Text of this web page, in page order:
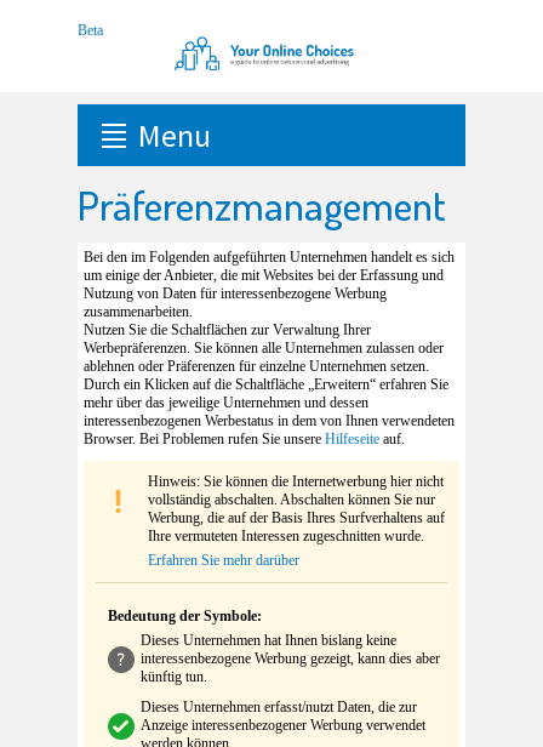
Menu
Präferenzmanagement
Bei den im Folgenden aufgeführten Unternehmen handelt es sich
um einige der Anbieter, die mit Websites bei der Erfassung und
Nutzung von Daten für interessenbezogene Werbung
zusammenarbeiten.
Nutzen Sie die Schaltflächen zur Verwaltung Ihrer
Werbepräferenzen. Sie können alle Unternehmen zulassen oder
ablehnen oder Präferenzen für einzelne Unternehmen setzen.
Durch ein Klicken auf die Schaltfläche „Erweitern“ erfahren Sie
mehr über das jeweilige Unternehmen und dessen
interessenbezogenen Werbestatus in dem von Ihnen verwendeten
Browser. Bei Problemen rufen Sie unsere Hilfeseite auf.
Hinweis: Sie können die Internetwerbung hier nicht
vollständig abschalten. Abschalten können Sie nur
Werbung, die auf der Basis Ihres Surfverhaltens auf
Ihre vermuteten Interessen zugeschnitten wurde.
Erfahren Sie mehr darüber
Bedeutung der Symbole:
Dieses Unternehmen hat Ihnen bislang keine
interessenbezogene Werbung gezeigt, kann dies aber
künftig tun.
Dieses Unternehmen erfasst/nutzt Daten, die zur
Anzeige interessenbezogener Werbung verwendet
werden können.